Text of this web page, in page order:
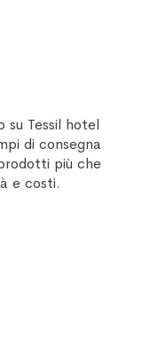
su Tessil hotel
di consegna
più che
e costi.